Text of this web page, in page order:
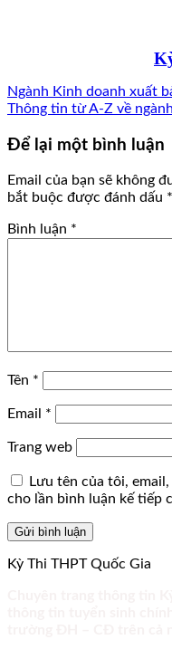
Ngành Kinh doanh xuất
Thông tin từ A-Z về
Để lại một bình luận
Email của bạn sẽ không
bắt buộc được đánh dấu *
Bình luận *
Tên *
Email *
Trang web
Lưu tên của tôi,
cho lần bình luận kế tiếp
Kỳ Thi THPT Quốc Gia